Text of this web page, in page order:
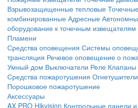
Взрывозащищенные тепловые
комбинированные Адресные
оборудование к точечным извещателям
Пламени
Средства оповещения Системы
трансляция Речевое оповещение о
Умный дом Выключатели Реле Клапаны
Средства пожаротушения Огнетушители
Порошковое пожаротушение
Аксессуары
AX PRO Hikvision Контрольные панели